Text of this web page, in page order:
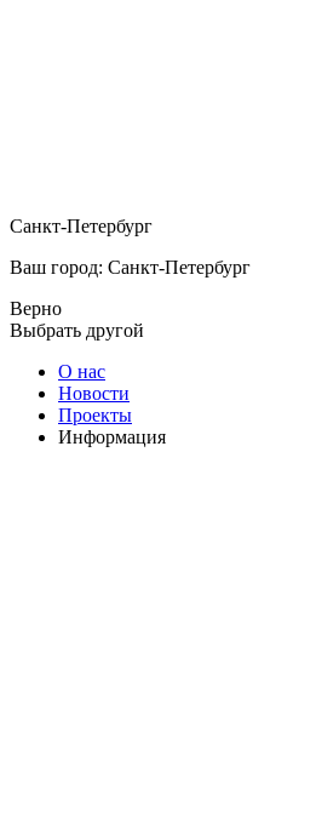
Санкт-Петербург
Ваш город: Санкт-Петербург
Верно
Выбрать другой
О нас
Новости
Проекты
Информация